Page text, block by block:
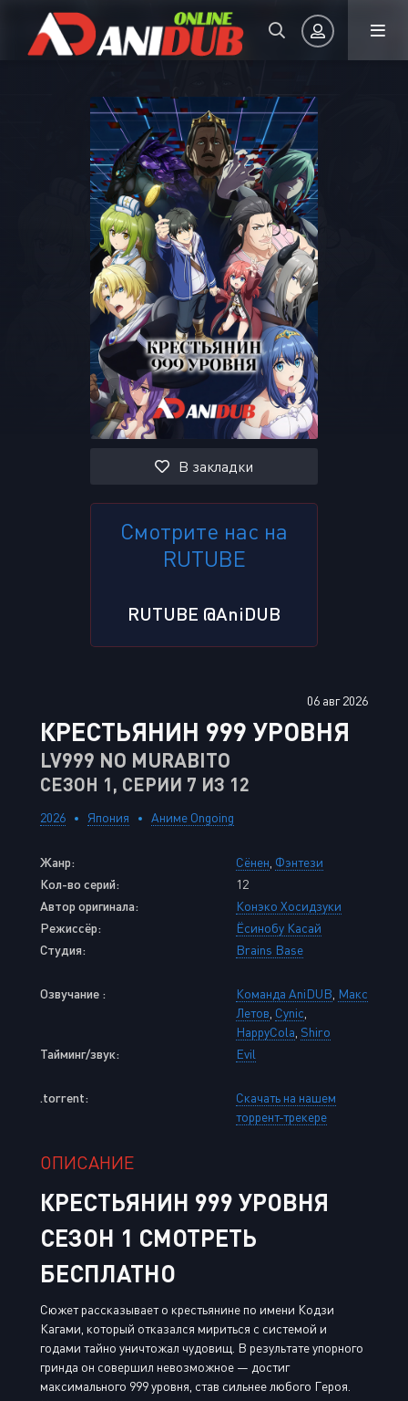
Авторизация
Запомнить
ВОЙТИ НА САЙТ
Регистрация Восстановить пароль
Или войти через
В закладки
Смотрите нас на
RUTUBE
RUTUBE @AniDUB
06 авг 2026
КРЕСТЬЯНИН 999 УРОВНЯ
LV999 NO MURABITO
СЕЗОН 1, СЕРИИ 7 ИЗ 12
2026 Япония Аниме Ongoing
Жанр: Сёнен Фэнтези
Кол-во серий:
12
Автор оригинала:
Конэко Хосидзуки
Режиссёр:
Ёсинобу Касай
Студия:
Brains Base
Озвучание : Команда AniDUB Макс
Летов Cynic
HappyCola Shiro
Тайминг/звук:
Evil
.torrent:
Скачать на нашем
торрент-трекере
ОПИСАНИЕ
КРЕСТЬЯНИН 999 УРОВНЯ
СЕЗОН 1 СМОТРЕТЬ
БЕСПЛАТНО
Сюжет рассказывает о крестьянине по имени Кодзи
Кагами, который отказался мириться с системой и
годами тайно уничтожал чудовищ. В результате упорного
гринда он совершил невозможное — достиг
максимального 999 уровня, став сильнее любого Героя.